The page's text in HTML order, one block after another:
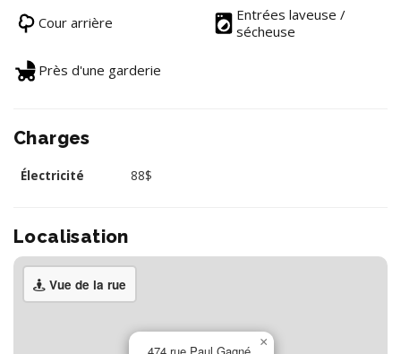
Cour arrière
Entrées laveuse /
sécheuse
Près d'une garderie
Charges
Électricité 88$
Localisation
Vue de la rue
474 rue Paul Gagné
×